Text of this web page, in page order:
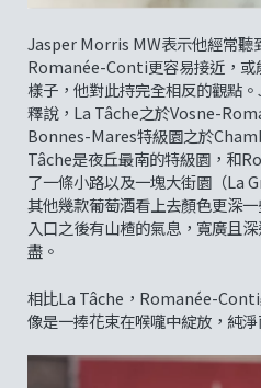
Jasper Morris MW表示他經常聽
Romanée-Conti更容易接近，
樣子，他對此持完全相反的觀點
釋說，La Tâche之於Vosne-
Bonnes-Mares特級園之於
Tâche是夜丘最南的特級園，和
了一條小路以及一塊大街園（La
其他幾款葡萄酒看上去顏色更深
入口之後有山楂的氣息，寬廣且
盡。
相比La Tâche，Romanée-
像是一捧花束在喉嚨中綻放，純